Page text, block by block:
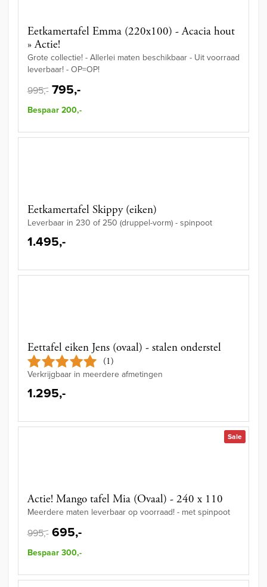
Eetkamertafel Emma (220x100) - Acacia hout
» Actie!
Grote collectie! - Allerlei maten beschikbaar - Uit voorraad
leverbaar! - OP=OP!
995,- 795,-
Bespaar 200,-
Eetkamertafel Skippy (eiken)
Leverbaar in 230 of 250 (druppel-vorm) - spinpoot
1.495,-
Eettafel eiken Jens (ovaal) - stalen onderstel
(1)
Verkrijgbaar in meerdere afmetingen
1.295,-
Sale
Actie! Mango tafel Mia (Ovaal) - 240 x 110
Meerdere maten leverbaar op voorraad! - met spinpoot
995,- 695,-
Bespaar 300,-